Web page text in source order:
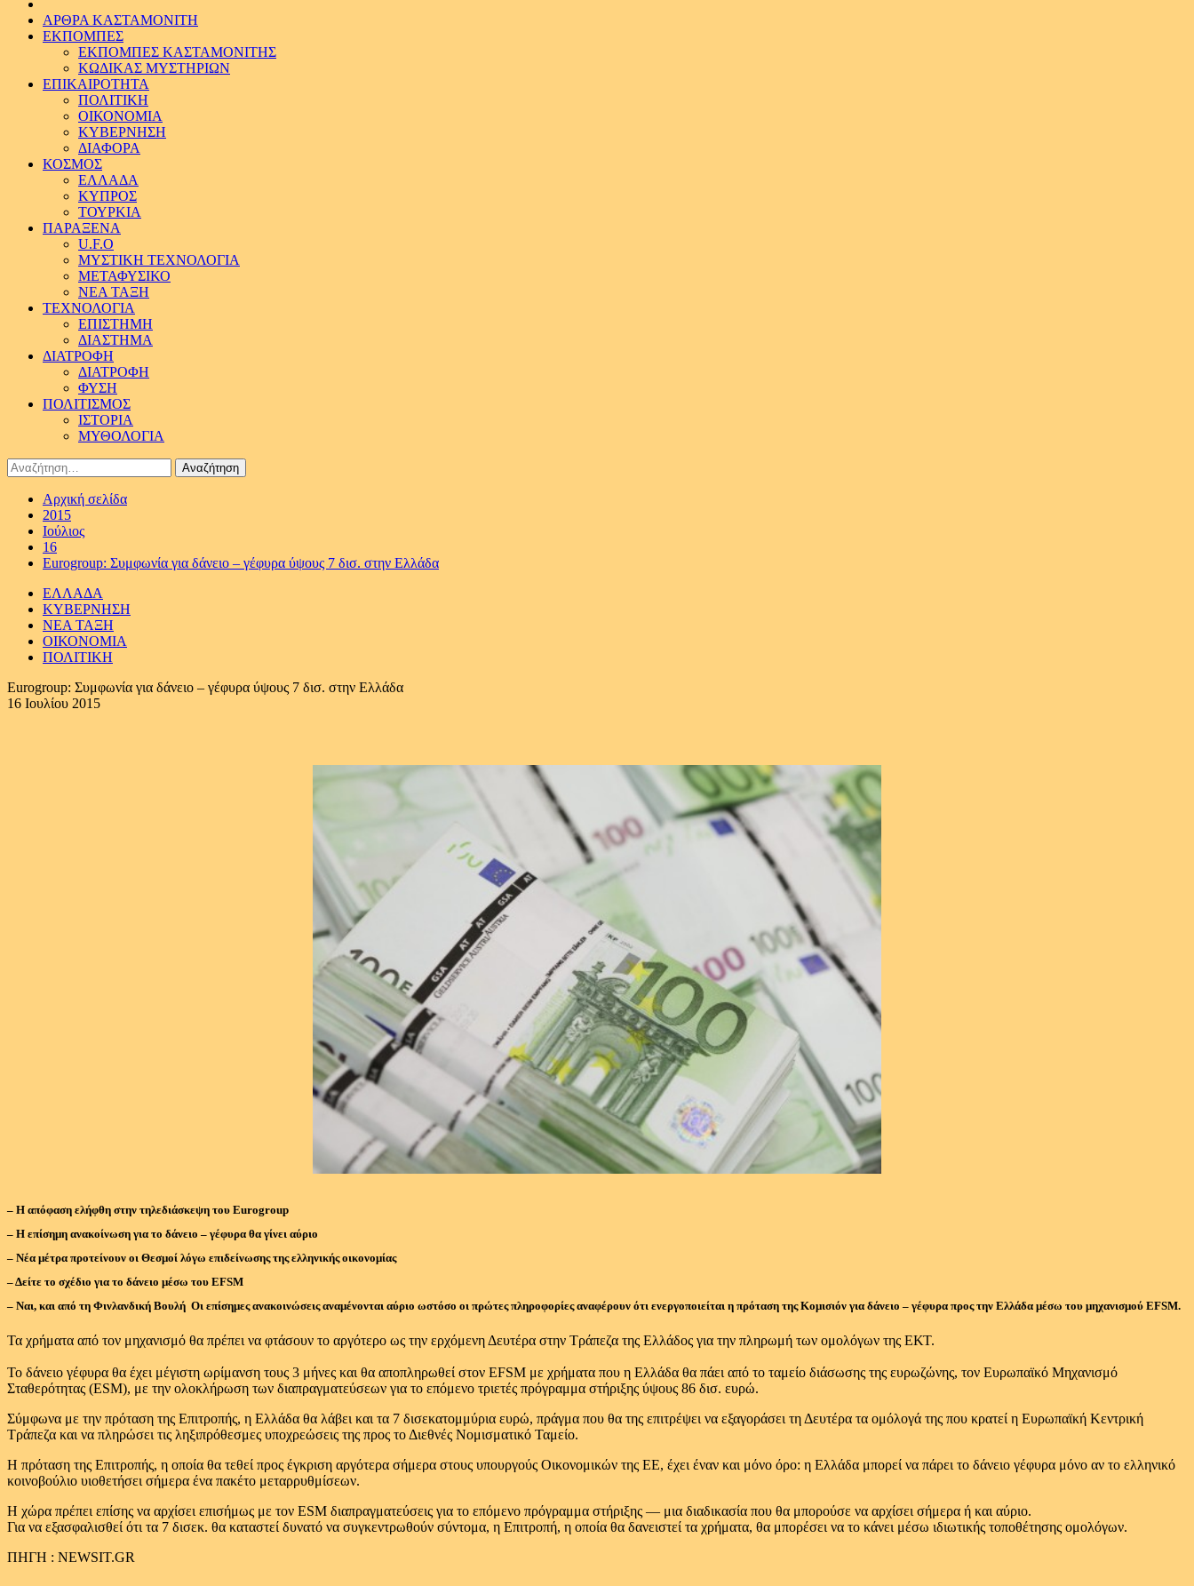
ΑΡΘΡΑ ΚΑΣΤΑΜΟΝΙΤΗ
ΕΚΠΟΜΠΕΣ
ΕΚΠΟΜΠΕΣ ΚΑΣΤΑΜΟΝΙΤΗΣ
ΚΩΔΙΚΑΣ ΜΥΣΤΗΡΙΩΝ
ΕΠΙΚΑΙΡΟΤΗΤΑ
ΠΟΛΙΤΙΚΗ
ΟΙΚΟΝΟΜΙΑ
ΚΥΒΕΡΝΗΣΗ
ΔΙΑΦΟΡΑ
ΚΟΣΜΟΣ
ΕΛΛΑΔΑ
ΚΥΠΡΟΣ
ΤΟΥΡΚΙΑ
ΠΑΡΑΞΕΝΑ
U.F.O
ΜΥΣΤΙΚΗ ΤΕΧΝΟΛΟΓΙΑ
ΜΕΤΑΦΥΣΙΚΟ
ΝΕΑ ΤΑΞΗ
ΤΕΧΝΟΛΟΓΙΑ
ΕΠΙΣΤΗΜΗ
ΔΙΑΣΤΗΜΑ
ΔΙΑΤΡΟΦΗ
ΔΙΑΤΡΟΦΗ
ΦΥΣΗ
ΠΟΛΙΤΙΣΜΟΣ
ΙΣΤΟΡΙΑ
ΜΥΘΟΛΟΓΙΑ
Αναζήτηση
για:
Αρχική σελίδα
2015
Ιούλιος
16
Eurogroup: Συμφωνία για δάνειο – γέφυρα ύψους 7 δισ. στην Ελλάδα
ΕΛΛΑΔΑ
ΚΥΒΕΡΝΗΣΗ
ΝΕΑ ΤΑΞΗ
ΟΙΚΟΝΟΜΙΑ
ΠΟΛΙΤΙΚΗ
Eurogroup: Συμφωνία για δάνειο – γέφυρα ύψους 7 δισ. στην Ελλάδα
16 Ιουλίου 2015
– Η απόφαση ελήφθη στην τηλεδιάσκεψη του Eurogroup
– Η επίσημη ανακοίνωση για το δάνειο – γέφυρα θα γίνει αύριο
– Νέα μέτρα προτείνουν οι Θεσμοί λόγω επιδείνωσης της ελληνικής οικονομίας
– Δείτε το σχέδιο για το δάνειο μέσω του EFSM
– Ναι, και από τη Φινλανδική Βουλή Οι επίσημες ανακοινώσεις αναμένονται αύριο ωστόσο οι πρώτες πληροφορίες αναφέρουν ότι ενεργοποιείται η πρόταση της Κομισιόν για δάνειο – γέφυρα προς την Ελλάδα μέσω του μηχανισμού EFSM.
Τα χρήματα από τον μηχανισμό θα πρέπει να φτάσουν το αργότερο ως την ερχόμενη Δευτέρα στην Τράπεζα της Ελλάδος για την πληρωμή των ομολόγων της ΕΚΤ.
Το δάνειο γέφυρα θα έχει μέγιστη ωρίμανση τους 3 μήνες και θα αποπληρωθεί στον EFSM με χρήματα που η Ελλάδα θα πάει από το ταμείο διάσωσης της ευρωζώνης, τον Ευρωπαϊκό Μηχανισμό
Σταθερότητας (ESM), με την ολοκλήρωση των διαπραγματεύσεων για το επόμενο τριετές πρόγραμμα στήριξης ύψους 86 δισ. ευρώ.
Σύμφωνα με την πρόταση της Επιτροπής, η Ελλάδα θα λάβει και τα 7 δισεκατομμύρια ευρώ, πράγμα που θα της επιτρέψει να εξαγοράσει τη Δευτέρα τα ομόλογά της που κρατεί η Ευρωπαϊκή Κεντρική
Τράπεζα και να πληρώσει τις ληξιπρόθεσμες υποχρεώσεις της προς το Διεθνές Νομισματικό Ταμείο.
Η πρόταση της Επιτροπής, η οποία θα τεθεί προς έγκριση αργότερα σήμερα στους υπουργούς Οικονομικών της ΕΕ, έχει έναν και μόνο όρο: η Ελλάδα μπορεί να πάρει το δάνειο γέφυρα μόνο αν το ελληνικό
κοινοβούλιο υιοθετήσει σήμερα ένα πακέτο μεταρρυθμίσεων.
Η χώρα πρέπει επίσης να αρχίσει επισήμως με τον ESM διαπραγματεύσεις για το επόμενο πρόγραμμα στήριξης — μια διαδικασία που θα μπορούσε να αρχίσει σήμερα ή και αύριο.
Για να εξασφαλισθεί ότι τα 7 δισεκ. θα καταστεί δυνατό να συγκεντρωθούν σύντομα, η Επιτροπή, η οποία θα δανειστεί τα χρήματα, θα μπορέσει να το κάνει μέσω ιδιωτικής τοποθέτησης ομολόγων.
ΠΗΓΗ : NEWSIT.GR